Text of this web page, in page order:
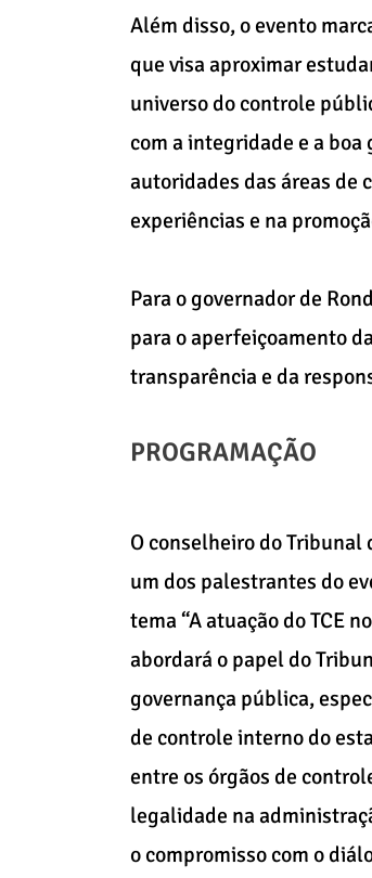
Além disso, o evento
que visa aproximar
universo do controle
com a integridade e a
autoridades das áreas de
experiências e na
Para o governador de
para o aperfeiçoamento
transparência e da
PROGRAMAÇÃO
O conselheiro do Tribunal
um dos palestrantes do
tema “A atuação do TCE
abordará o papel do
governança pública,
de controle interno do
entre os órgãos de
legalidade na
o compromisso com o